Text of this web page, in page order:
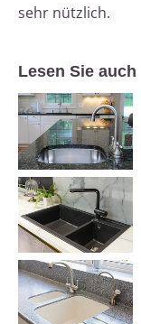
sehr nützlich.
Lesen Sie auch